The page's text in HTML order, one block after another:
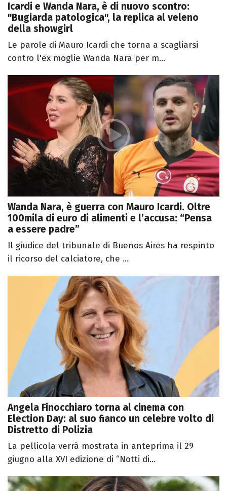
Icardi e Wanda Nara, è di nuovo scontro:
"Bugiarda patologica", la replica al veleno
della showgirl
Le parole di Mauro Icardi che torna a scagliarsi
contro l'ex moglie Wanda Nara per m...
Wanda Nara, è guerra con Mauro Icardi. Oltre
100mila di euro di alimenti e l’accusa: “Pensa
a essere padre”
Il giudice del tribunale di Buenos Aires ha respinto
il ricorso del calciatore, che ...
Angela Finocchiaro torna al cinema con
Election Day: al suo fianco un celebre volto di
Distretto di Polizia
La pellicola verrà mostrata in anteprima il 29
giugno alla XVI edizione di “Notti di...